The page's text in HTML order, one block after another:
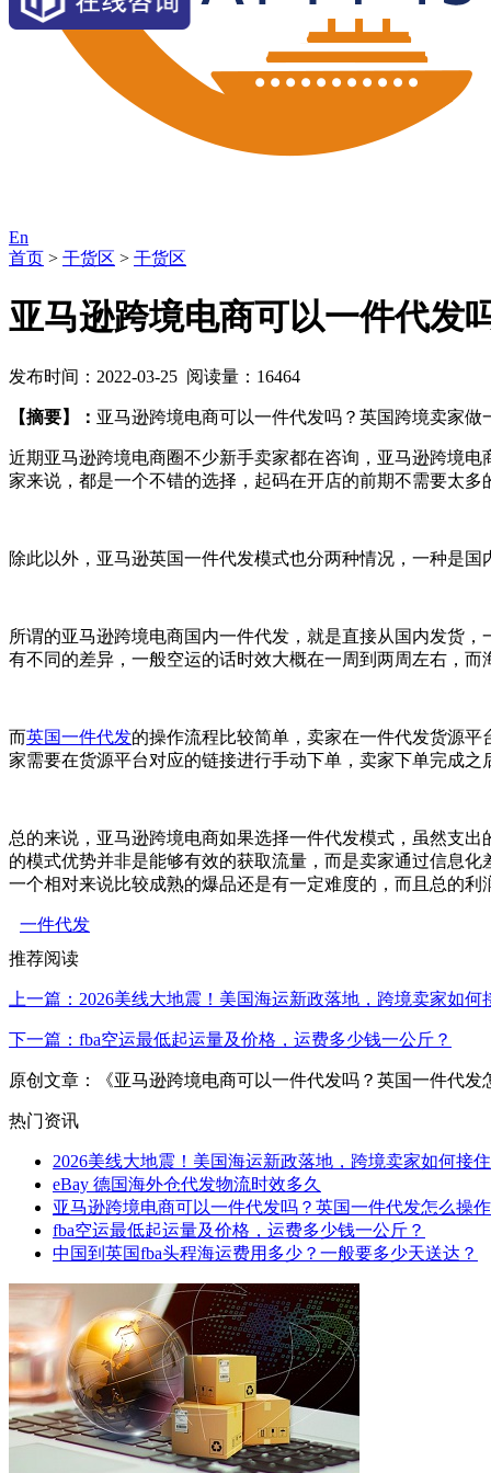
En
首页 > 干货区 > 干货区
亚马逊跨境电商可以一件代发
发布时间：2022-03-25 阅读量：16464
【摘要】： 亚马逊跨境电商可以一件代发吗？英国跨境卖家
近期亚马逊跨境电商圈不少新手卖家都在咨询，亚马逊跨境电
家来说，都是一个不错的选择，起码在开店的前期不需要太
除此以外，亚马逊英国一件代发模式也分两种情况，一种是
所谓的亚马逊跨境电商国内一件代发，就是直接从国内发货
有不同的差异，一般空运的话时效大概在一周到两周左右，
而英国一件代发的操作流程比较简单，卖家在一件代发货源
家需要在货源平台对应的链接进行手动下单，卖家下单完成
总的来说，亚马逊跨境电商如果选择一件代发模式，虽然支
的模式优势并非是能够有效的获取流量，而是卖家通过信息
一个相对来说比较成熟的爆品还是有一定难度的，而且总的
一件代发
推荐阅读
上一篇：2026美线大地震！美国海运新政落地，跨境卖家如
下一篇：fba空运最低起运量及价格，运费多少钱一公斤？
原创文章：《亚马逊跨境电商可以一件代发吗？英国一件代发
热门资讯
2026美线大地震！美国海运新政落地，跨境卖家如何接
eBay 德国海外仓代发物流时效多久
亚马逊跨境电商可以一件代发吗？英国一件代发怎么操作
fba空运最低起运量及价格，运费多少钱一公斤？
中国到英国fba头程海运费用多少？一般要多少天送达？